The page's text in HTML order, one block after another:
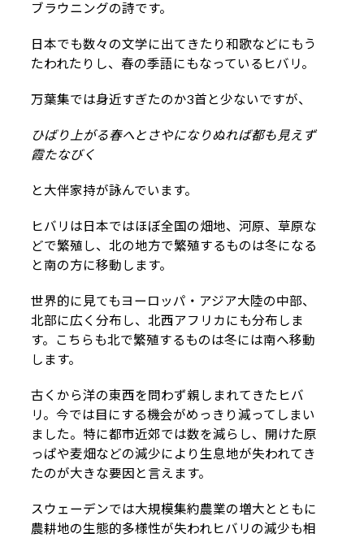
ブラウニングの詩です。
日本でも数々の文学に出てきたり和歌などにもう
たわれたりし、春の季語にもなっているヒバリ。
万葉集では身近すぎたのか3首と少ないですが、
ひばり上がる春へとさやになりぬれば都も見えず
霞たなびく
と大伴家持が詠んでいます。
ヒバリは日本ではほぼ全国の畑地、河原、草原な
どで繁殖し、北の地方で繁殖するものは冬になる
と南の方に移動します。
世界的に見てもヨーロッパ・アジア大陸の中部、
北部に広く分布し、北西アフリカにも分布しま
す。こちらも北で繁殖するものは冬には南へ移動
します。
古くから洋の東西を問わず親しまれてきたヒバ
リ。今では目にする機会がめっきり減ってしまい
ました。特に都市近郊では数を減らし、開けた原
っぱや麦畑などの減少により生息地が失われてき
たのが大きな要因と言えます。
スウェーデンでは大規模集約農業の増大とともに
農耕地の生態的多様性が失われヒバリの減少も相